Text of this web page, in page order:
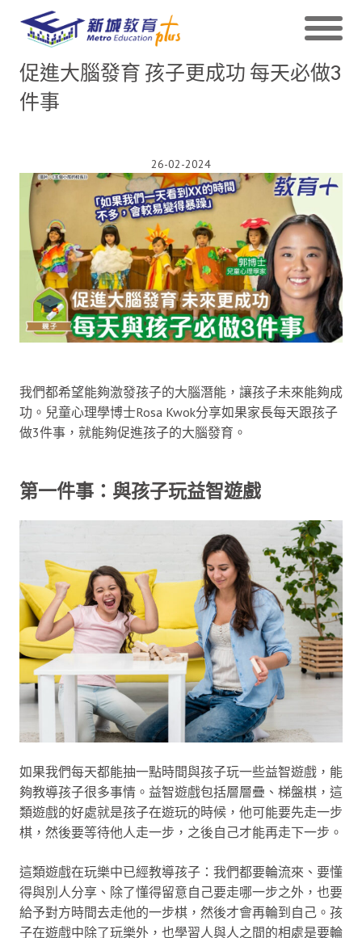
促進大腦發育 孩子更成功 每天必做3
件事
26-02-2024
我們都希望能夠激發孩子的大腦潛能，讓孩子未來能夠成
功。兒童心理學博士Rosa Kwok分享如果家長每天跟孩子
做3件事，就能夠促進孩子的大腦發育。
第一件事：與孩子玩益智遊戲
如果我們每天都能抽一點時間與孩子玩一些益智遊戲，能
夠教導孩子很多事情。益智遊戲包括層層疊、梯盤棋，這
類遊戲的好處就是孩子在遊玩的時候，他可能要先走一步
棋，然後要等待他人走一步，之後自己才能再走下一步。
這類遊戲在玩樂中已經教導孩子：我們都要輪流來、要懂
得與別人分享、除了懂得留意自己要走哪一步之外，也要
給予對方時間去走他的一步棋，然後才會再輪到自己。孩
子在遊戲中除了玩樂外，也學習人與人之間的相處是要輪